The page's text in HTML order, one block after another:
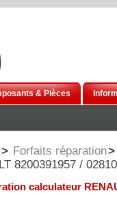
& Pièces
> Forfaits réparation>
8200391957 /
calculateur